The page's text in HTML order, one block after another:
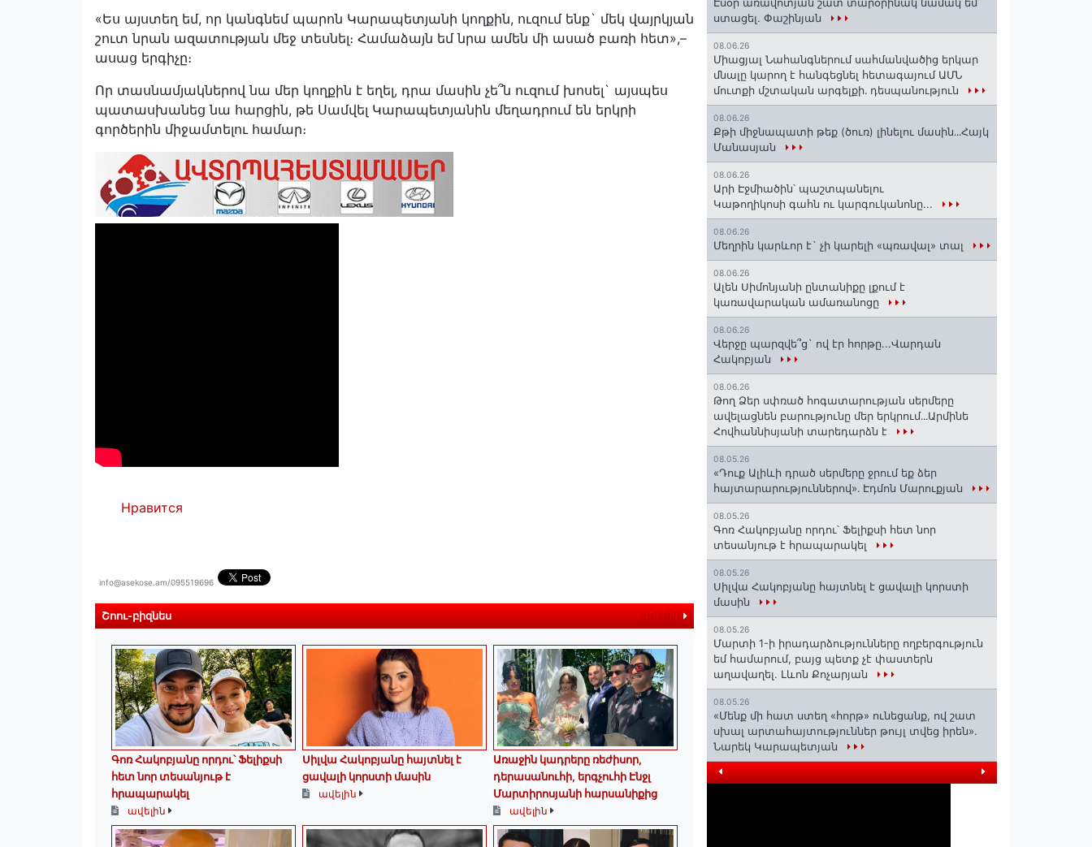
«Ես այստեղ եմ, որ կանգնեմ պարոն Կարապետյանի կողքին, ուզում ենք` մեկ վայրկյան
շուտ նրան ազատության մեջ տեսնել։ Համաձայն եմ նրա ամեն մի ասած բառի հետ»,–
ասաց երգիչը։
Որ տասնամյակներով նա մեր կողքին է եղել, դրա մասին չե՞ն ուզում խոսել` այսպես
պատասխանեց նա հարցին, թե Սամվել Կարապետյանին մեղադրում են երկրի
գործերին միջամտելու համար։
Нравится
info@asekose.am/095519696
Շոու-բիզնես ավելին
Գոռ Հակոբյանը որդու՝ Ֆելիքսի
հետ նոր տեսանյութ է
հրապարակել
ավելին
Սիլվա Հակոբյանը հայտնել է
ցավալի կորստի մասին
ավելին
Առաջին կադրերը ռեժիսոր,
դերասանուհի, երգչուհի Էնջլ
Մարտիրոսյանի հարսանիքից
ավելին
ստացել. Փաշինյան
08.06.26
Միացյալ Նահանգներում սահմանվածից երկար
մնալը կարող է հանգեցնել հետագայում ԱՄՆ
մուտքի մշտական արգելքի․ դեսպանություն
08.06.26
Քթի միջնապատի թեք (ծուռ) լինելու մասին․․․Հայկ
Մանասյան
08.06.26
Արի Էջմիածին՝ պաշտպանելու
Կաթողիկոսի գահն ու կարգուկանոնը...
08.06.26
Մեղրին կարևոր է` չի կարելի «պռավալ» տալ
08.06.26
Ալեն Սիմոնյանի ընտանիքը լքում է
կառավարական ամառանոցը
08.06.26
Վերջը պարզվե՞ց` ով էր հորթը...Վարդան
Հակոբյան
08.06.26
Թող Ձեր սփռած հոգատարության սերմերը
ավելացնեն բարությունը մեր երկրում․․․Արմինե
Հովհաննիսյանի տարեդարձն է
08.05.26
«Դուք Ալիևի դրած սերմերը ջրում եք ձեր
հայտարարություններով»․ Էդմոն Մարուքյան
08.05.26
Գոռ Հակոբյանը որդու՝ Ֆելիքսի հետ նոր
տեսանյութ է հրապարակել
08.05.26
Սիլվա Հակոբյանը հայտնել է ցավալի կորստի
մասին
08.05.26
Մարտի 1-ի իրադարձությունները ողբերգություն
եմ համարում, բայց պետք չէ փաստերն
աղավաղել. Լևոն Քոչարյան
08.05.26
«Մենք մի հատ ստեղ «հորթ» ունեցանք, ով շատ
սխալ արտահայտություններ թույլ տվեց իրեն».
Նարեկ Կարապետյան